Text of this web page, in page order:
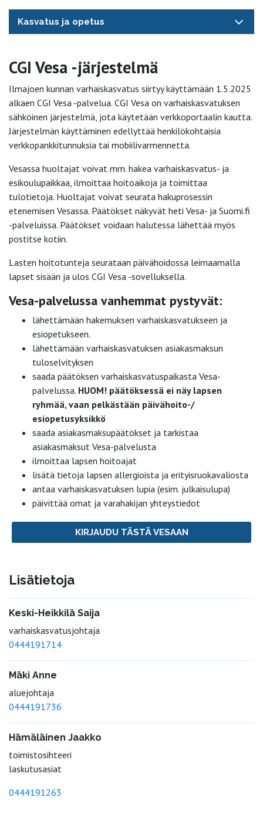
Kasvatus ja opetus
CGI Vesa -järjestelmä
Ilmajoen kunnan varhaiskasvatus siirtyy käyttämään 1.5.2025
alkaen CGI Vesa -palvelua. CGI Vesa on varhaiskasvatuksen
sähköinen järjestelmä, jota käytetään verkkoportaalin kautta.
Järjestelmän käyttäminen edellyttää henkilökohtaisia
verkkopankkitunnuksia tai mobiilivarmennetta.
Vesassa huoltajat voivat mm. hakea varhaiskasvatus- ja
esikoulupaikkaa, ilmoittaa hoitoaikoja ja toimittaa
tulotietoja. Huoltajat voivat seurata hakuprosessin
etenemisen Vesassa. Päätökset näkyvät heti Vesa- ja Suomi.fi
-palveluissa. Päätökset voidaan halutessa lähettää myös
postitse kotiin.
Lasten hoitotunteja seurataan päivähoidossa leimaamalla
lapset sisään ja ulos CGI Vesa -sovelluksella.
Vesa-palvelussa vanhemmat pystyvät:
lähettämään hakemuksen varhaiskasvatukseen ja
esiopetukseen.
lähettämään varhaiskasvatuksen asiakasmaksun
tuloselvityksen
saada päätöksen varhaiskasvatuspaikasta Vesa-
palvelussa. HUOM! päätöksessä ei näy lapsen
ryhmää, vaan pelkästään päivähoito-/
esiopetusyksikkö
saada asiakasmaksupäätökset ja tarkistaa
asiakasmaksut Vesa-palvelusta
ilmoittaa lapsen hoitoajat
lisätä tietoja lapsen allergioista ja erityisruokavaliosta
antaa varhaiskasvatuksen lupia (esim. julkaisulupa)
päivittää omat ja varahakijan yhteystiedot
KIRJAUDU TÄSTÄ VESAAN
Lisätietoja
Keski-Heikkilä Saija
varhaiskasvatusjohtaja
0444191714
Mäki Anne
aluejohtaja
0444191736
Hämäläinen Jaakko
toimistosihteeri
laskutusasiat
0444191263